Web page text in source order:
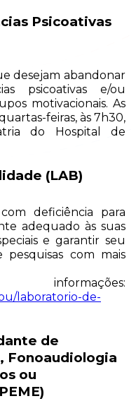
Psicoativas
desejam abandonar
psicoativas e/ou
motivacionais. As
feiras, às 7h30,
do Hospital de
(LAB)
deficiência para
adequado às suas
e garantir seu
com mais
laboratorio-de-
de
Fonoaudiologia
ou